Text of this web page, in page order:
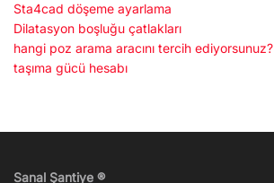
Sta4cad döşeme ayarlama
Dilatasyon boşluğu çatlakları
hangi poz arama aracını tercih ediyorsunuz?
taşıma gücü hesabı
Sanal Şantiye ®